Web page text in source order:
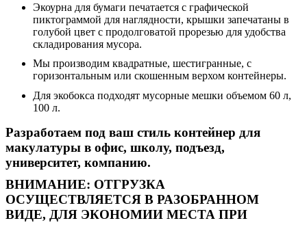
Экоурна для бумаги печатается с графической
пиктограммой для наглядности, крышки запечатаны в
голубой цвет с продолговатой прорезью для удобства
складирования мусора.
Мы производим квадратные, шестигранные, с
горизонтальным или скошенным верхом контейнеры.
Для экобокса подходят мусорные мешки объемом 60 л,
100 л.
Разработаем под ваш стиль контейнер для
макулатуры в офис, школу, подъезд,
университет, компанию.
ВНИМАНИЕ: ОТГРУЗКА
ОСУЩЕСТВЛЯЕТСЯ В РАЗОБРАННОМ
ВИДЕ, ДЛЯ ЭКОНОМИИ МЕСТА ПРИ